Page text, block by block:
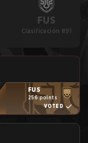
FUS
Clasificación #91
FUS
256 points
VOTED